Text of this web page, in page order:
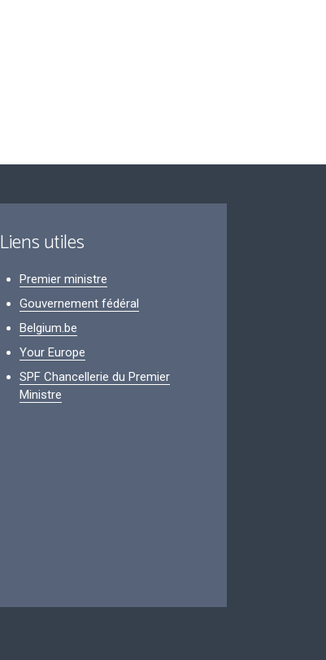
Liens utiles
Premier ministre
Gouvernement fédéral
Belgium.be
Your Europe
SPF Chancellerie du Premier
Ministre